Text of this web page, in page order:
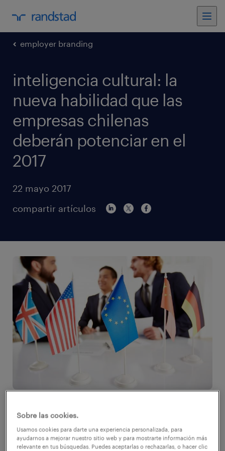
employer branding
inteligencia cultural: la
nueva habilidad que las
empresas chilenas
deberán potenciar en el
2017
22 mayo 2017
compartir artículos
un rasgo cada vez más frecuente en las
empresas, con el aumento de la conectividad
Sobre las cookies.
Usamos cookies para darte una experiencia personalizada, para
ayudarnos a mejorar nuestro sitio web y para mostrarte información más
relevante en tus búsquedas. Puedes aceptarlas o rechazarlas, o hacer clic